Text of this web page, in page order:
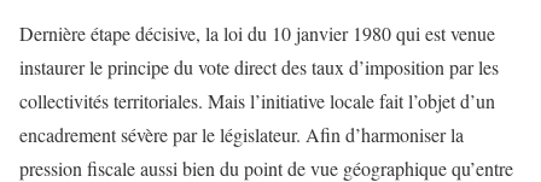
Dernière étape décisive, la loi du 10 janvier 1980 qui est venue
instaurer le principe du vote direct des taux d’imposition par les
collectivités territoriales. Mais l’initiative locale fait l’objet d’un
encadrement sévère par le législateur. Afin d’harmoniser la
pression fiscale aussi bien du point de vue géographique qu’entre